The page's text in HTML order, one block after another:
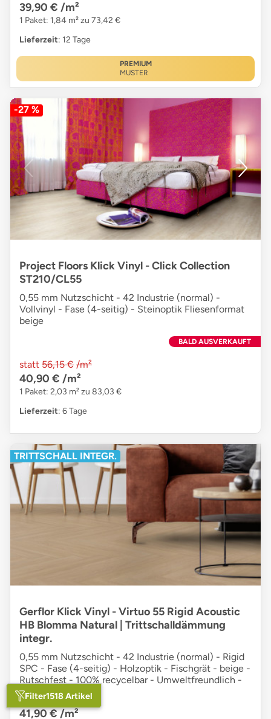
39,90 € /m²
1 Paket: 1,84 m² zu 73,42 €
Lieferzeit: 12 Tage
PREMIUM
MUSTER
-27 %
Project Floors Klick Vinyl - Click Collection
ST210/CL55
0,55 mm Nutzschicht - 42 Industrie (normal) -
Vollvinyl - Fase (4-seitig) - Steinoptik Fliesenformat
beige
BALD AUSVERKAUFT
statt 56,15 € /m²
40,90 € /m²
1 Paket: 2,03 m² zu 83,03 €
Lieferzeit: 6 Tage
TRITTSCHALL INTEGR.
Gerflor Klick Vinyl - Virtuo 55 Rigid Acoustic
HB Blomma Natural | Trittschalldämmung
integr.
0,55 mm Nutzschicht - 42 Industrie (normal) - Rigid
SPC - Fase (4-seitig) - Holzoptik - Fischgrät - beige -
Rutschfest - 100% recycelbar - Umweltfreundlich -
Pflegeleicht
41,90 €/m²
Filter1518 Artikel